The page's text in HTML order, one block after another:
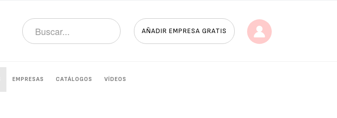
AÑADIR EMPRESA GRATIS
EMPRESAS CATÁLOGOS VÍDEOS